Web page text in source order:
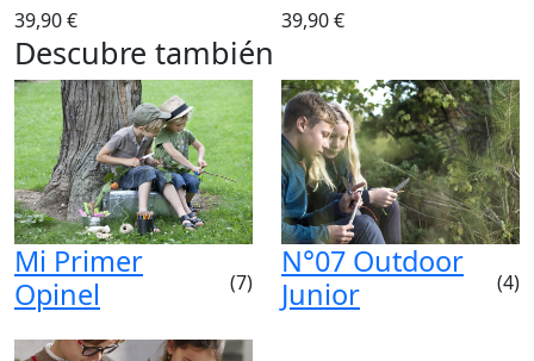
39,90 € 39,90 €
Descubre también
Mi Primer
Opinel
(7)
N°07 Outdoor
Junior
(4)